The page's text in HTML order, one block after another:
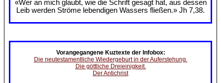
«Wer an mich glaubt, wie die Schrift gesagt hat, aus dessen
Leib werden Ströme lebendigen Wassers fließen.» Jh 7,38.
Vorangegangene Kuztexte der Infobox:
Die neutestamentliche Wiedergeburt in der Auferstehung.
Die göttliche Dreieinigkeit.
Der Antichrist